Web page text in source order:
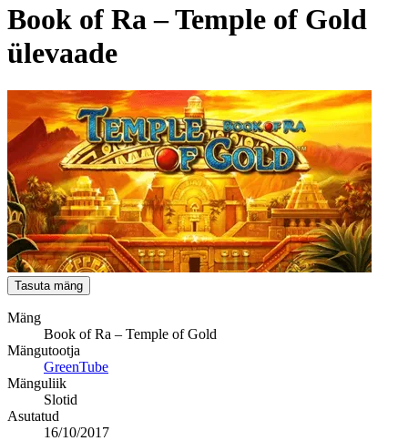
Book of Ra – Temple of Gold
ülevaade
Tasuta mäng
Mäng
Book of Ra – Temple of Gold
Mängutootja
GreenTube
Mänguliik
Slotid
Asutatud
16/10/2017